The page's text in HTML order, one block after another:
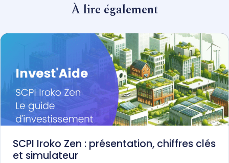
À lire également
SCPI Iroko Zen : présentation, chiffres clés
et simulateur